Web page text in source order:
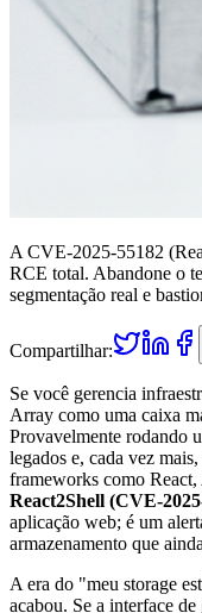
A CVE-2025-55182
RCE total. Abandone o
segmentação real e
Compartilhar:
Se você gerencia
Array como uma caixa
Provavelmente rodando
legados e, cada vez
frameworks como
React2Shell (CVE-
aplicação web; é um
armazenamento que
A era do "meu storage
acabou. Se a interface